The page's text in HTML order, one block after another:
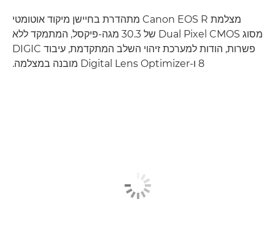
מצלמת Canon EOS R מתהדרת בחיישן מיקוד אוטומטי
מסוג Dual Pixel CMOS של 30.3 מגה-פיקסל, המתמקד ללא
פשרות, הודות למערכת זיהוי השלב המתקדמת, עיבוד DIGIC
8 ו-Digital Lens Optimizer מובנה במצלמה.